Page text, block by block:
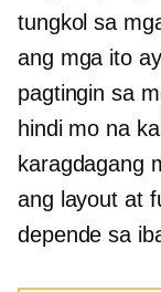
tungkol sa
ang mga ito
pagtingin sa
hindi mo na
karagdagang
ang layout at
depende sa